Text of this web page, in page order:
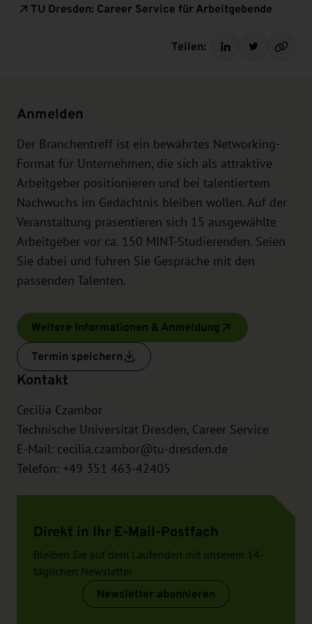
TU Dresden: Career Service für Arbeitgebende
Teilen:
Anmelden
Der Branchentreff ist ein bewährtes Networking-
Format für Unternehmen, die sich als attraktive
Arbeitgeber positionieren und bei talentiertem
Nachwuchs im Gedächtnis bleiben wollen. Auf der
Veranstaltung präsentieren sich 15 ausgewählte
Arbeitgeber vor ca. 150 MINT-Studierenden. Seien
Sie dabei und führen Sie Gespräche mit den
passenden Talenten.
Weitere Informationen & Anmeldung
Termin speichern
Kontakt
Cecilia Czambor
Technische Universität Dresden, Career Service
E-Mail: cecilia.czambor@tu-dresden.de
Telefon: +49 351 463-42405
Direkt in Ihr E-Mail-Postfach
Bleiben Sie auf dem Laufenden mit unserem 14-
täglichen Newsletter
Newsletter abonnieren